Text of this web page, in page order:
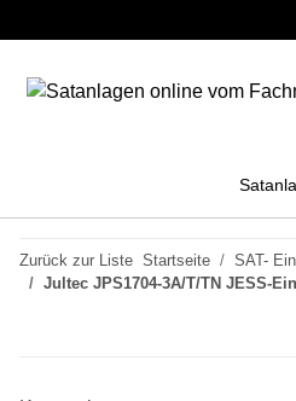
Zurück zur Liste Startseite SAT-
Jultec JPS1704-3A/T/TN JESS-